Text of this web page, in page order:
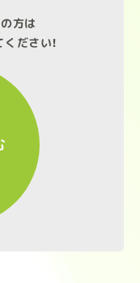
方は
ください!